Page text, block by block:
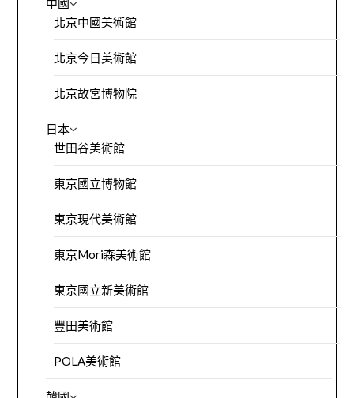
中國
北京中國美術館
北京今日美術館
北京故宮博物院
日本
世田谷美術館
東京國立博物館
東京現代美術館
東京Mori森美術館
東京國立新美術館
豐田美術館
POLA美術館